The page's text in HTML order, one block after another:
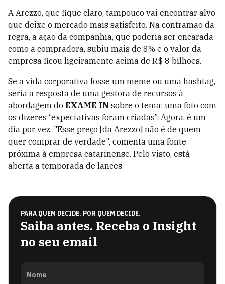
A Arezzo, que fique claro, tampouco vai encontrar alvo
que deixe o mercado mais satisfeito. Na contramão da
regra, a ação da companhia, que poderia ser encarada
como a compradora, subiu mais de 8% e o valor da
empresa ficou ligeiramente acima de R$ 8 bilhões.
Se a vida corporativa fosse um meme ou uma hashtag,
seria a resposta de uma gestora de recursos à
abordagem do EXAME IN sobre o tema: uma foto com
os dizeres “expectativas foram criadas”. Agora, é um
dia por vez. "Esse preço [da Arezzo] não é de quem
quer comprar de verdade", comenta uma fonte
próxima à empresa catarinense. Pelo visto, está
aberta a temporada de lances.
PARA QUEM DECIDE. POR QUEM DECIDE.
Saiba antes. Receba o Insight
no seu email
Nome